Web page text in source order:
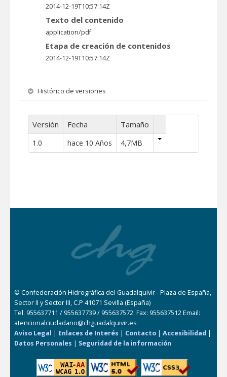
2014-12-19T10:57:14Z
Texto del contenido
application/pdf
Etapa de creación de contenidos
2014-12-19T10:57:14Z
Histórico de versiones
Versión Fecha Tamaño
1.0 hace 10 Años 4,7MB
© Confederación Hidrográfica del Guadalquivir - Plaza de España,
Sector II y Sector III, C.P 41071 Sevilla (España)
Tel. 955637711 / 955637739 / 955637572. Fax: 955637512 Email:
atencionalciudadano@chguadalquivir.es
Aviso Legal | Enlaces de Interés | Contacto |Accesibilidad |
Datos Personales | Seguridad de la información